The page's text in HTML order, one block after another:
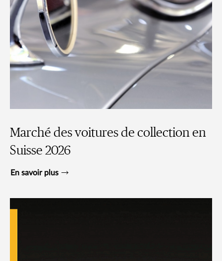
Marché des voitures de collection en
Suisse 2026
En savoir plus